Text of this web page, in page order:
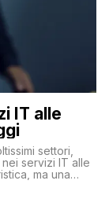
IT alle
settori,
servizi IT alle
ma una
significativo in